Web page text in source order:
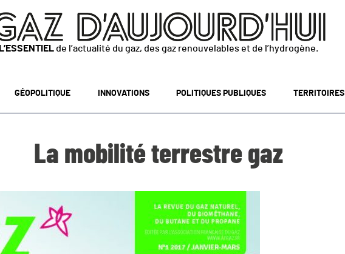
L’ESSENTIEL de l’actualité du gaz, des gaz renouvelables et de l’hydrogène.
GÉOPOLITIQUE INNOVATIONS POLITIQUES PUBLIQUES TERRITOIRES
La mobilité terrestre gaz